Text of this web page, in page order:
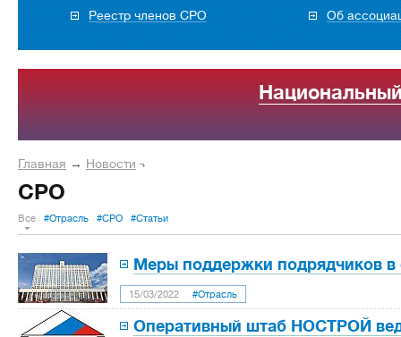
Реестр членов СРО
Об
Главная → Новости
СРО
Все #Отрасль #СРО #Статьи
Меры поддержки подрядчиков в
15/03/2022 #Отрасль
Оперативный штаб НОСТРОЙ